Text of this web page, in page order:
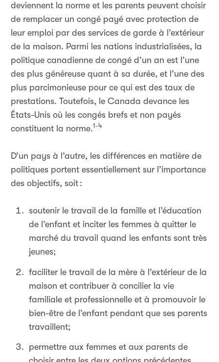
deviennent la norme et les parents peuvent choisir
de remplacer un congé payé avec protection de
leur emploi par des services de garde à l’extérieur
de la maison. Parmi les nations industrialisées, la
politique canadienne de congé d’un an est l’une
des plus généreuse quant à sa durée, et l’une des
plus parcimonieuse pour ce qui est des taux de
prestations. Toutefois, le Canada devance les
États-Unis où les congés brefs et non payés
constituent la norme.1-4
D’un pays à l’autre, les différences en matière de
politiques portent essentiellement sur l’importance
des objectifs, soit :
soutenir le travail de la famille et l’éducation
de l’enfant et inciter les femmes à quitter le
marché du travail quand les enfants sont très
jeunes;
faciliter le travail de la mère à l’extérieur de la
maison et contribuer à concilier la vie
familiale et professionnelle et à promouvoir le
bien-être de l’enfant pendant que ses parents
travaillent;
permettre aux femmes et aux parents de